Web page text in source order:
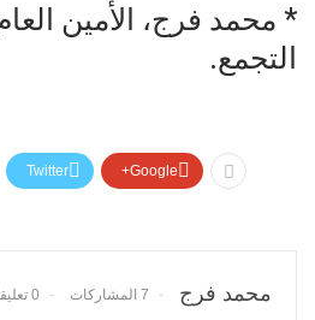
* محمد فرج، الأمين
التجمع.
Twitter Google+
محمد فرج 7 المشاركات 0 تعليقات